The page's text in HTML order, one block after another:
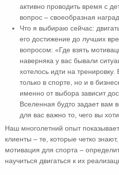
активно проводить время с
вопрос – своеобразная
Что я выбираю сейчас:
его достижение до лучших
вопросом: «Где взять
наверняка у вас бывали
хотелось идти на
только в спорте, но и в
именно от выбора зависит
Вселенная будто задает вам
для вас важно то, чего вы
Наш многолетний опыт
клиенты – те, которые четко
мотивация для спорта –
научиться двигаться к их